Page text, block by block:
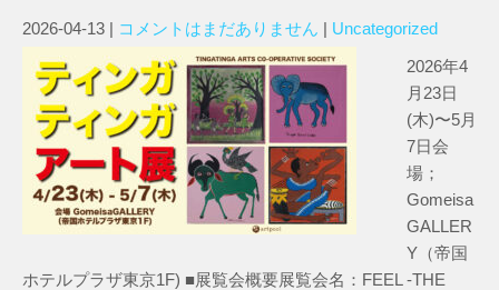
2026-04-13 | コメントはまだありません | Uncategorized
2026年4
月23日
(木)〜5月
7日会
場；
Gomeisa
GALLER
Y（帝国
ホテルプラザ東京1F) ■展覧会概要展覧会名：FEEL -THE